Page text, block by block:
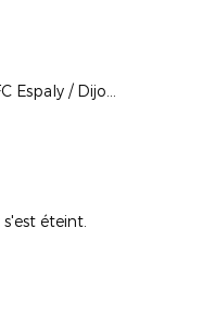
CDF 32èmes : FC Espaly / Dijon FCO
éteint.